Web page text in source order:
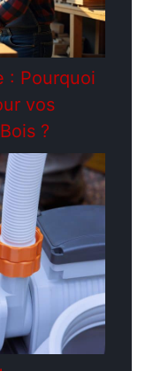
: Pourquoi
vos
?